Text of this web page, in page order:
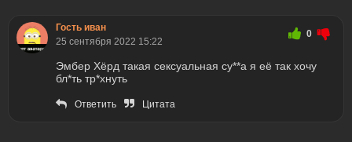
Гость иван
25 сентября 2022 15:22
0
Эмбер Хёрд такая сексуальная су**а я её так хочу
бл*ть тр*хнуть
Ответить Цитата